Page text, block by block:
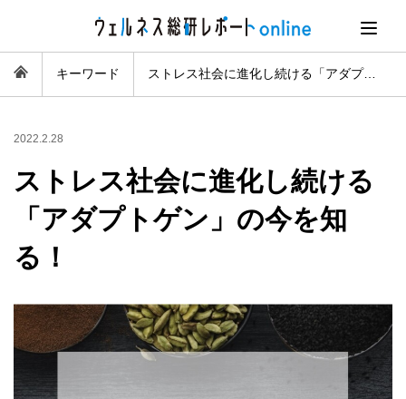
キーワード ストレス社会に進化し続ける「アダプトゲン」の今を知る！
2022.2.28
ストレス社会に進化し続ける
「アダプトゲン」の今を知
る！